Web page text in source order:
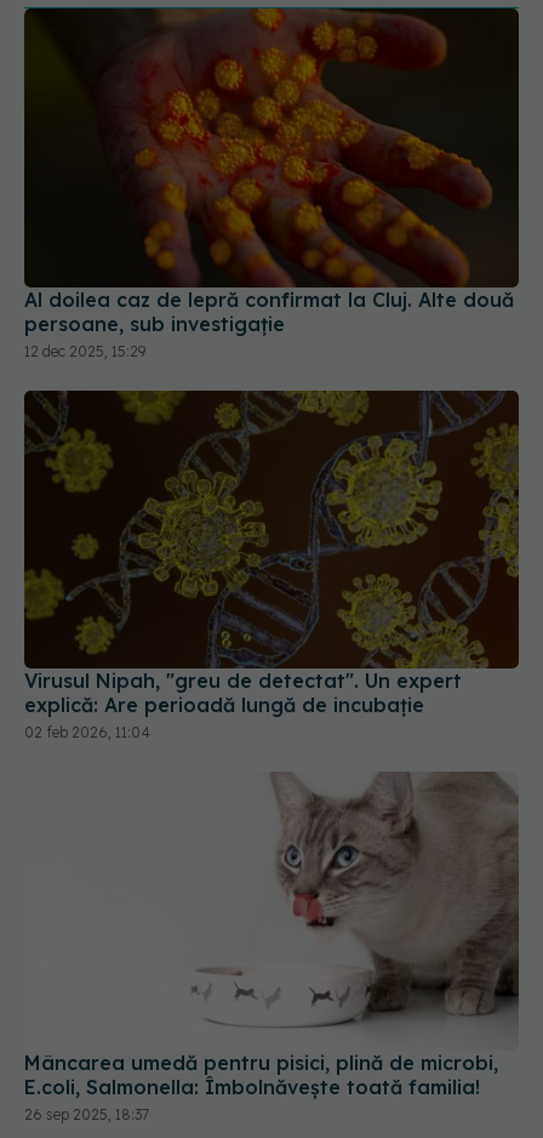
Al doilea caz de lepră confirmat la Cluj. Alte două
persoane, sub investigație
12 dec 2025, 15:29
Virusul Nipah, "greu de detectat". Un expert
explică: Are perioadă lungă de incubație
02 feb 2026, 11:04
Mâncarea umedă pentru pisici, plină de microbi,
E.coli, Salmonella: Îmbolnăvește toată familia!
26 sep 2025, 18:37